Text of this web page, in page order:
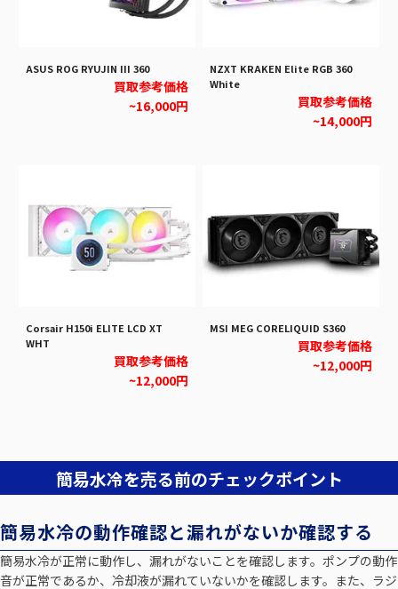
ASUS ROG RYUJIN III 360
買取参考価格
~16,000円
NZXT KRAKEN Elite RGB 360
White
買取参考価格
~14,000円
Corsair H150i ELITE LCD XT
WHT
買取参考価格
~12,000円
MSI MEG CORELIQUID S360
買取参考価格
~12,000円
簡易水冷を売る前のチェックポイント
簡易水冷の動作確認と漏れがないか確認する
簡易水冷が正常に動作し、漏れがないことを確認します。ポンプの動作
音が正常であるか、冷却液が漏れていないかを確認します。また、ラジ